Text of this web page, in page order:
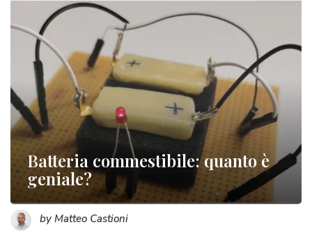
Batteria commestibile: quanto è
geniale?
by Matteo Castioni